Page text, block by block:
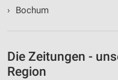
›
Bochum
Die Zeitungen -
Region